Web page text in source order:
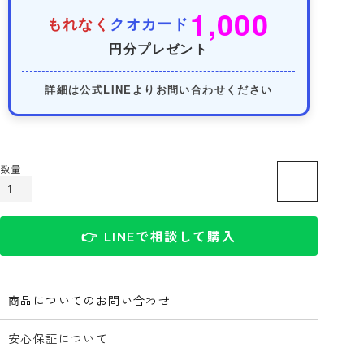
もれなく クオカード 1,000
円分プレゼント
詳細は公式LINEよりお問い合わせください
👉 LINEで相談して購入
商品についてのお問い合わせ
安心保証について